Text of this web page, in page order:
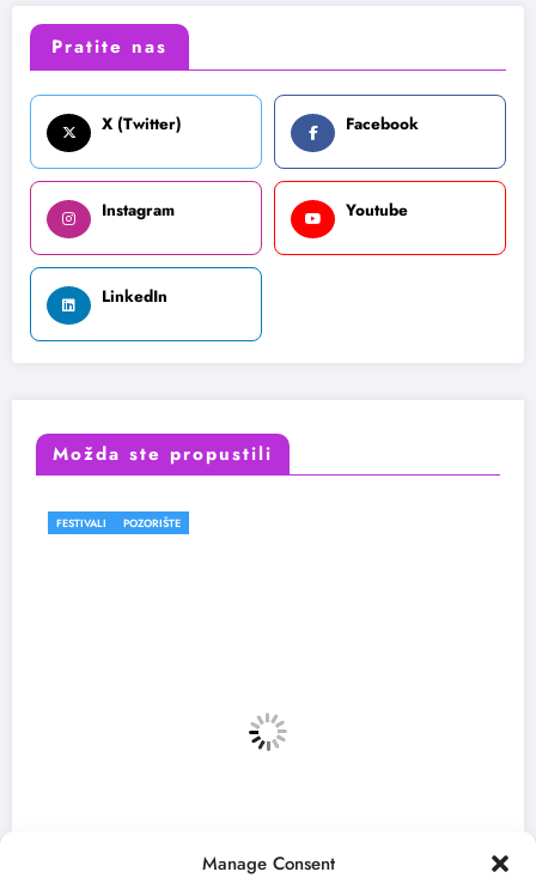
Manage Consent
Pratite nas
X (Twitter) Facebook
Instagram Youtube
LinkedIn
Možda ste propustili